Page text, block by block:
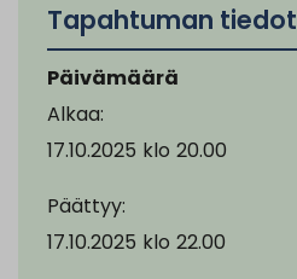
Tapahtuman tiedot
Päivämäärä
Alkaa:
17.10.2025 klo 20.00
Päättyy:
17.10.2025 klo 22.00